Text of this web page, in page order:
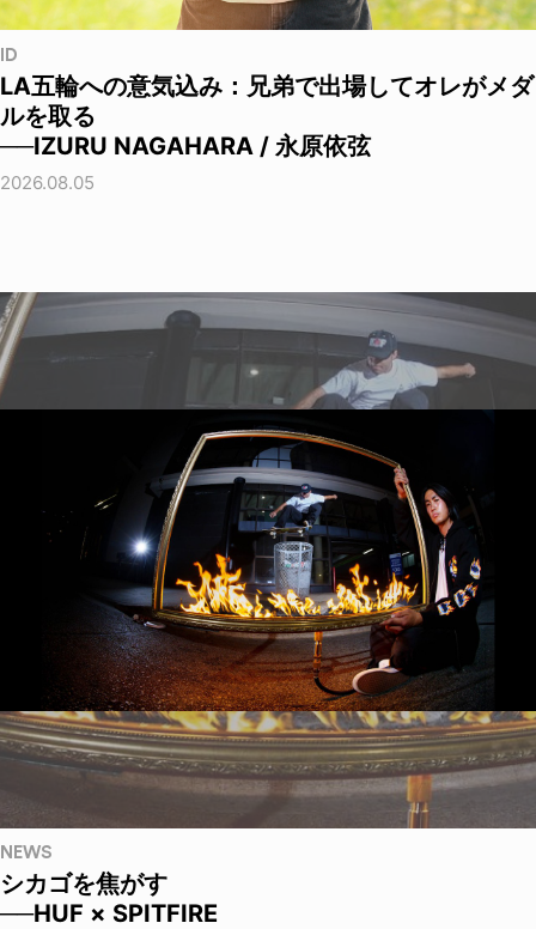
ID
LA五輪への意気込み：兄弟で出場してオレがメダ
ルを取る
──IZURU NAGAHARA / 永原依弦
2026.08.05
NEWS
シカゴを焦がす
──HUF × SPITFIRE